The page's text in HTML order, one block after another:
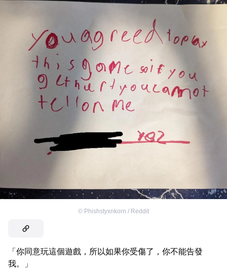
© Phishstyxnkorn / Reddit
「你同意玩這個遊戲，所以如果你受傷了，你不能告發
我。」